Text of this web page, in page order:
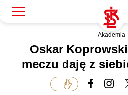
Akademia
Oskar
meczu daję z